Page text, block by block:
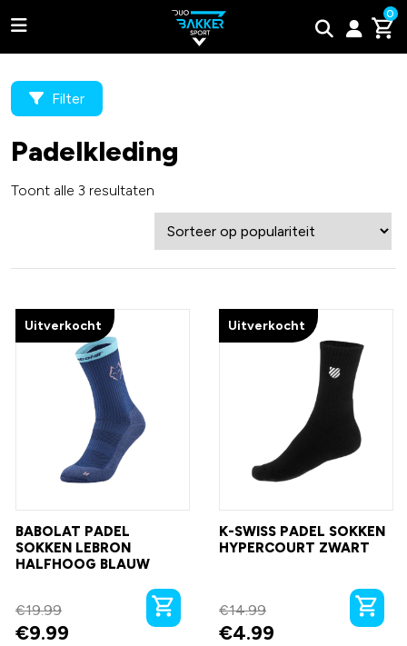
0
Adidas
Wilson
Tweede kans padel rackets
Filter
Padelkleding
Toont alle 3 resultaten
Uitverkocht
BABOLAT PADEL
SOKKEN LEBRON
HALFHOOG BLAUW
€19.99
€9.99
Uitverkocht
K-SWISS PADEL SOKKEN
HYPERCOURT ZWART
€14.99
€4.99